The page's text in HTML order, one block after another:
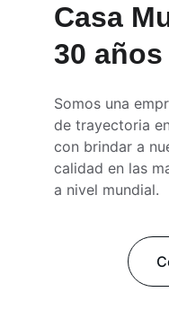
Casa
30
Somos una
de trayectoria
con brindar a
calidad en las
a nivel mundial.